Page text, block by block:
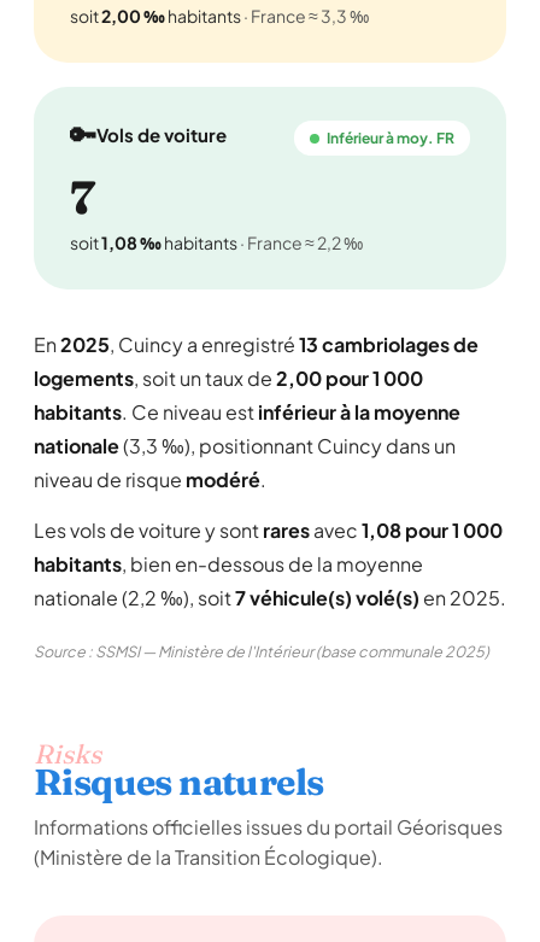
soit2,00 ‰habitants· France ≈ 3,3 ‰
🔑Vols de voiture Inférieur à moy. FR
7
soit1,08 ‰habitants· France ≈ 2,2 ‰
En2025, Cuincy a enregistré13 cambriolages de
logements, soit un taux de2,00 pour 1 000
habitants. Ce niveau estinférieur à la moyenne
nationale(3,3 ‰), positionnant Cuincy dans un
niveau de risque modéré.
Les vols de voiture y sontraresavec1,08 pour 1 000
habitants, bien en-dessous de la moyenne
nationale (2,2 ‰), soit7 véhicule(s) volé(s) en 2025.
Source : SSMSI — Ministère de l'Intérieur (base communale 2025)
Risks
Risques naturels
Informations officielles issues du portail Géorisques
(Ministère de la Transition Écologique).